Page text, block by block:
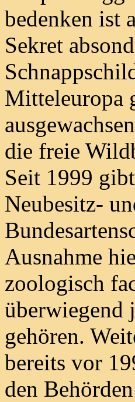
bedenken ist
Sekret
Mitteleuropa
die freie
Seit 1999
Neubesitz-
Ausnahme
zoologisch
überwiegend
gehören.
bereits vor
den